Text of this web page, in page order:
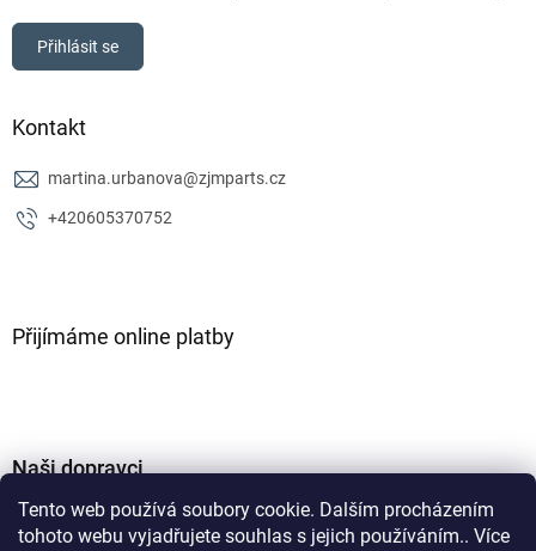
Tento web používá soubory cookie. Dalším procházením
tohoto webu vyjadřujete souhlas s jejich používáním.. Více
Přihlásit se
Kontakt
martina.urbanova@zjmparts.cz
+420605370752
Přijímáme online platby
Naši dopravci